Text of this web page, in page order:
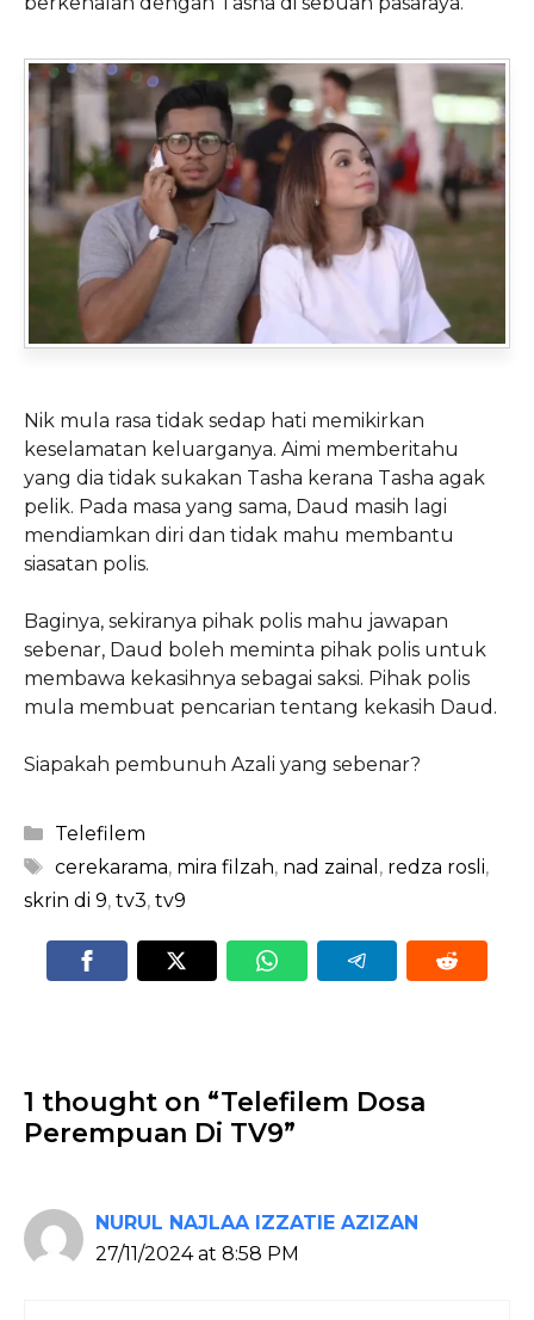
Nik mula rasa tidak sedap hati memikirkan
keselamatan keluarganya. Aimi memberitahu
yang dia tidak sukakan Tasha kerana Tasha agak
pelik. Pada masa yang sama, Daud masih lagi
mendiamkan diri dan tidak mahu membantu
siasatan polis.
Baginya, sekiranya pihak polis mahu jawapan
sebenar, Daud boleh meminta pihak polis untuk
membawa kekasihnya sebagai saksi. Pihak polis
mula membuat pencarian tentang kekasih Daud.
Siapakah pembunuh Azali yang sebenar?
Categories
Telefilem
Tags
cerekarama, mira filzah, nad zainal , redza rosli,
skrin di 9, tv3, tv9
1 thought on “Telefilem Dosa
Perempuan Di TV9”
NURUL NAJLAA IZZATIE AZIZAN
27/11/2024 at 8:58 PM